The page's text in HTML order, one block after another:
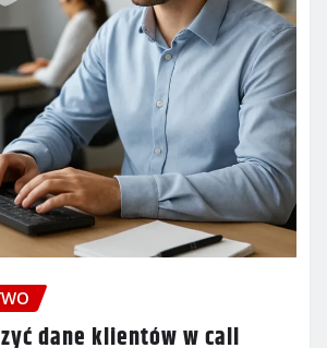
dane klientów w call